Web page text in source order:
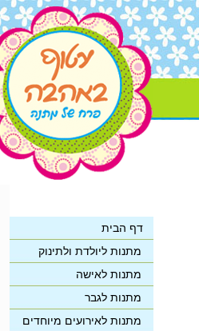
דף הבית
מתנות ליולדת ולתינוק
מתנות לאישה
מתנות לגבר
מתנות לאירועים מיוחדים